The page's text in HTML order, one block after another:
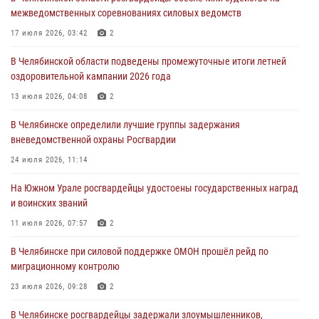
Росгвардейцы задержали трёх магазинных воров в Челябинске
На Южном Урале сотрудники Росгвардии задержали
подозреваемого в совершении убийства
В Челябинской области росгвардейцами по горячим следам
задержан подозреваемый в грабеже
межведомственных соревнованиях силовых ведомств
17 июля 2026, 03:42 2
В Челябинской области подведены промежуточные итоги летней
оздоровительной кампании 2026 года
13 июля 2026, 04:08 2
В Челябинске определили лучшие группы задержания
вневедомственной охраны Росгвардии
24 июля 2026, 11:14
На Южном Урале росгвардейцы удостоены государственных наград
и воинских званий
11 июля 2026, 07:57 2
В Челябинске при силовой поддержке ОМОН прошёл рейд по
миграционному контролю
23 июля 2026, 09:28 2
В Челябинске росгвардейцы задержали злоумышленников,